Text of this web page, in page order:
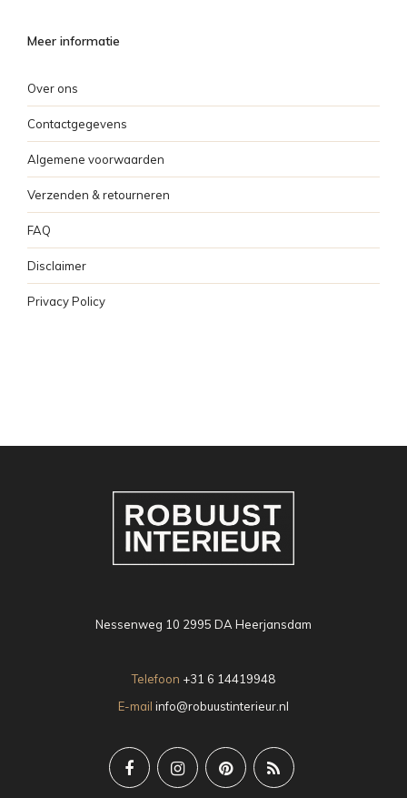
Meer informatie
Over ons
Contactgegevens
Algemene voorwaarden
Verzenden & retourneren
FAQ
Disclaimer
Privacy Policy
Nessenweg 10 2995 DA Heerjansdam
Telefoon +31 6 14419948
E-mail info@robuustinterieur.nl